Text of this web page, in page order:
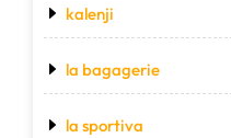
kalenji
la bagagerie
la sportiva